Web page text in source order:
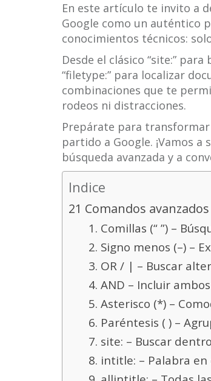
En este artículo te invito a
Google como un auténtico
conocimientos técnicos:
Desde el clásico “site:”
“filetype:” para localizar
combinaciones que te
rodeos ni distracciones.
Prepárate para
partido a Google. ¡Vamos
búsqueda avanzada y a
Indice
21 Comandos
1. Comillas (“ ”) –
2. Signo menos (–) –
3. OR / | – Buscar
4. AND – Incluir
5. Asterisco (*) –
6. Paréntesis ( ) –
7. site: – Buscar
8. intitle: – Palabra